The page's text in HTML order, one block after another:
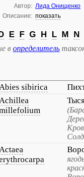
Автор: Лида Онищенко
Описание: показать
E F G H L M N
в определитель
sibirica